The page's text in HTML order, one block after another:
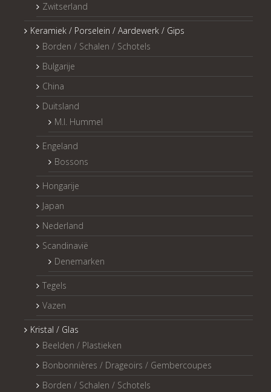
Zwitserland
Keramiek / Porselein / Aardewerk / Gips
Borden / Schalen / Schotels
Bulgarije
China
Duitsland
M.I. Hummel
Engeland
Bossons
Hongarije
Japan
Nederland
Scandinavië
Denemarken
Tegels
Vazen
Kristal / Glas
Beelden / Plastieken
Bonbonnières / Drageoirs / Gembercoupes
Borden / Schalen / Schotels